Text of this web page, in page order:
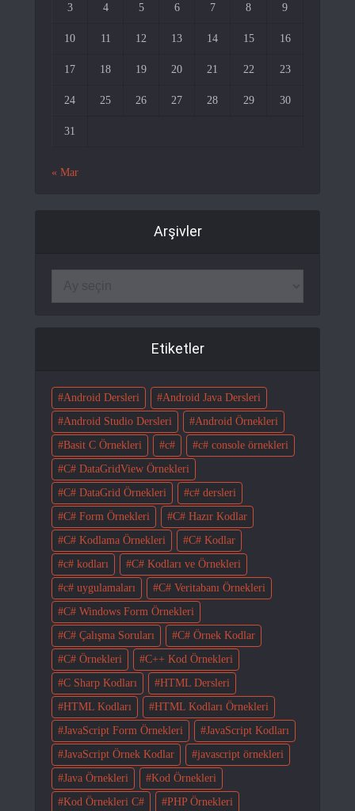
3 4 5 6 7 8 9
10 11 12 13 14 15 16
17 18 19 20 21 22 23
24 25 26 27 28 29 30
31
« Mar
Arşivler
Etiketler
Android Dersleri
Android Java Dersleri
Android Studio Dersleri
Android Örnekleri
Basit C Örnekleri
c#
c# console örnekleri
C# DataGridView Örnekleri
C# DataGrid Örnekleri
c# dersleri
C# Form Örnekleri
C# Hazır Kodlar
C# Kodlama Örnekleri
C# Kodlar
c# kodları
C# Kodları ve Örnekleri
c# uygulamaları
C# Veritabanı Örnekleri
C# Windows Form Örnekleri
C# Çalışma Soruları
C# Örnek Kodlar
C# Örnekleri
C++ Kod Örnekleri
C Sharp Kodları
HTML Dersleri
HTML Kodları
HTML Kodları Örnekleri
JavaScript Form Örnekleri
JavaScript Kodları
JavaScript Örnek Kodlar
javascript örnekleri
Java Örnekleri
Kod Örnekleri
Kod Örnekleri C#
PHP Örnekleri